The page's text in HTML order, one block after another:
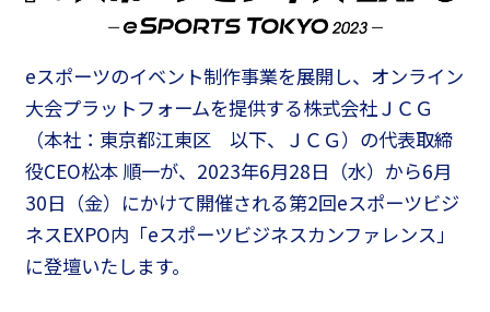
eスポーツのイベント制作事業を展開し、オンライン
大会プラットフォームを提供する株式会社ＪＣＧ
（本社：東京都江東区 以下、ＪＣＧ）の代表取締
役CEO松本 順一が、2023年6月28日（水）から6月
30日（金）にかけて開催される第2回eスポーツビジ
ネスEXPO内「eスポーツビジネスカンファレンス」
に登壇いたします。